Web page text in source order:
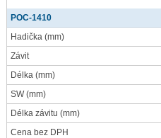
POC-1410
Hadička (mm)
Závit
Délka (mm)
SW(mm)
Délka závitu (mm)
Cena bez DPH